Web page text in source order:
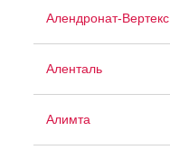
Алендронат-Вертекс
Аленталь
Алимта